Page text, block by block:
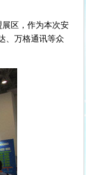
区，作为本次安
、万格通讯等众